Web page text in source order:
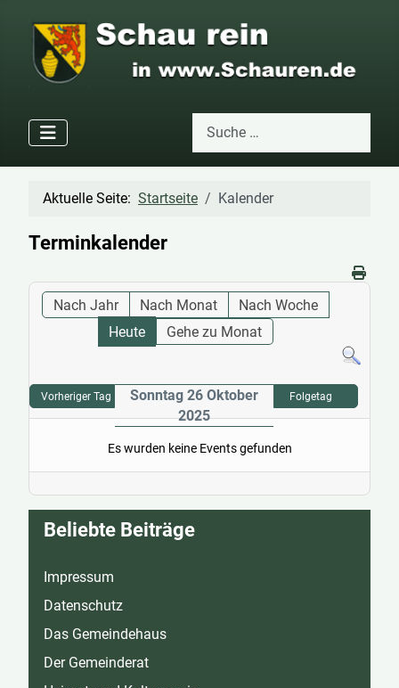
Suchen
Aktuelle Seite: Startseite Kalender
Terminkalender
Nach Jahr Nach Monat
Nach Woche
Heute
Gehe zu Monat
Vorheriger Tag
Sonntag 26 Oktober
2025
Folgetag
Es wurden keine Events gefunden
Beliebte Beiträge
Impressum
Datenschutz
Das Gemeindehaus
Der Gemeinderat